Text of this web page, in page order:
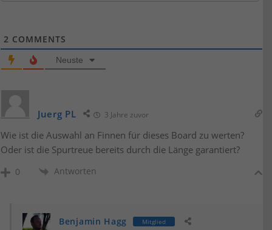
2 COMMENTS
Neuste
Juerg PL 3 Jahre zuvor
Wie ist die Auswahl an Finnen für dieses Board zu werten?
Oder ist die Spurtreue bereits durch die Länge garantiert?
0 Antworten
Benjamin Hagg Mitglied